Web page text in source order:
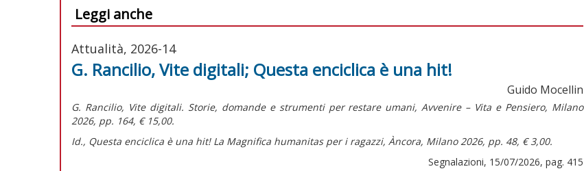
Leggi anche
Attualità, 2026-14
G. Rancilio, Vite digitali; Questa enciclica è una hit!
Guido Mocellin
G. Rancilio, Vite digitali. Storie, domande e strumenti per restare umani, Avvenire – Vita e Pensiero, Milano
2026, pp. 164, € 15,00.
Id., Questa enciclica è una hit! La Magnifica humanitas per i ragazzi, Àncora, Milano 2026, pp. 48, € 3,00.
Segnalazioni, 15/07/2026, pag. 415